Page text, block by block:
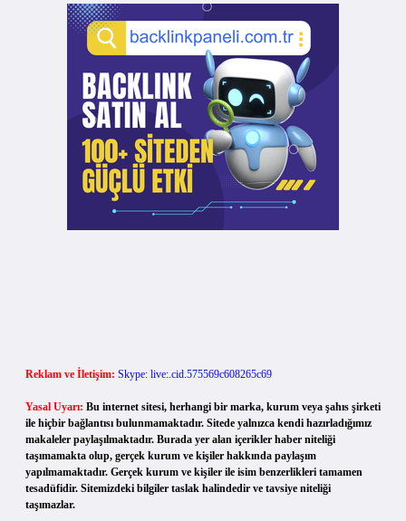
Reklam ve İletişim: Skype: live:.cid.575569c608265c69
Yasal Uyarı: Bu internet sitesi, herhangi bir marka, kurum veya şahıs şirketi
ile hiçbir bağlantısı bulunmamaktadır. Sitede yalnızca kendi hazırladığımız
makaleler paylaşılmaktadır. Burada yer alan içerikler haber niteliği
taşımamakta olup, gerçek kurum ve kişiler hakkında paylaşım
yapılmamaktadır. Gerçek kurum ve kişiler ile isim benzerlikleri tamamen
tesadüfidir. Sitemizdeki bilgiler taslak halindedir ve tavsiye niteliği
taşımazlar.